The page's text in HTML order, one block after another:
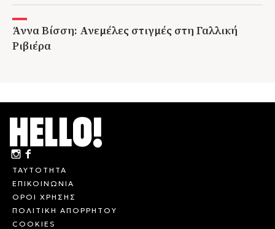
Άννα Βίσση: Ανεμέλες στιγμές στη Γαλλική
Ριβιέρα
ΤΑΥΤΟΤΗΤΑ
ΕΠΙΚΟΙΝΩΝΙΑ
ΟΡΟΙ ΧΡΗΣΗΣ
ΠΟΛΙΤΙΚΗ ΑΠΟΡΡΗΤΟΥ
COOKIES